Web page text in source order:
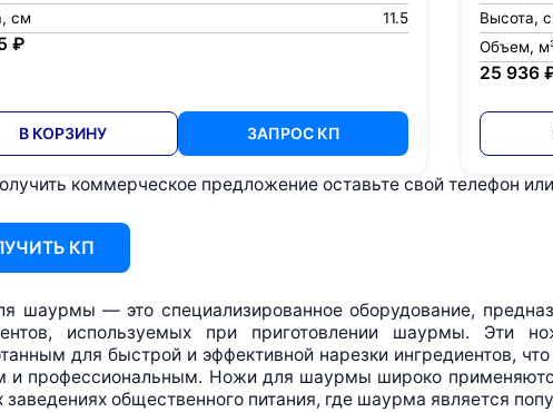
см
11.5
₽
В КОРЗИНУ ЗАПРОС КП
Высота,
Объем,
25 936
коммерческое предложение оставьте свой телефон
КП
шаурмы — это специализированное оборудование,
используемых при приготовлении шаурмы. Эти
для быстрой и эффективной нарезки ингредиентов,
и профессиональным. Ножи для шаурмы широко
заведениях общественного питания, где шаурма является